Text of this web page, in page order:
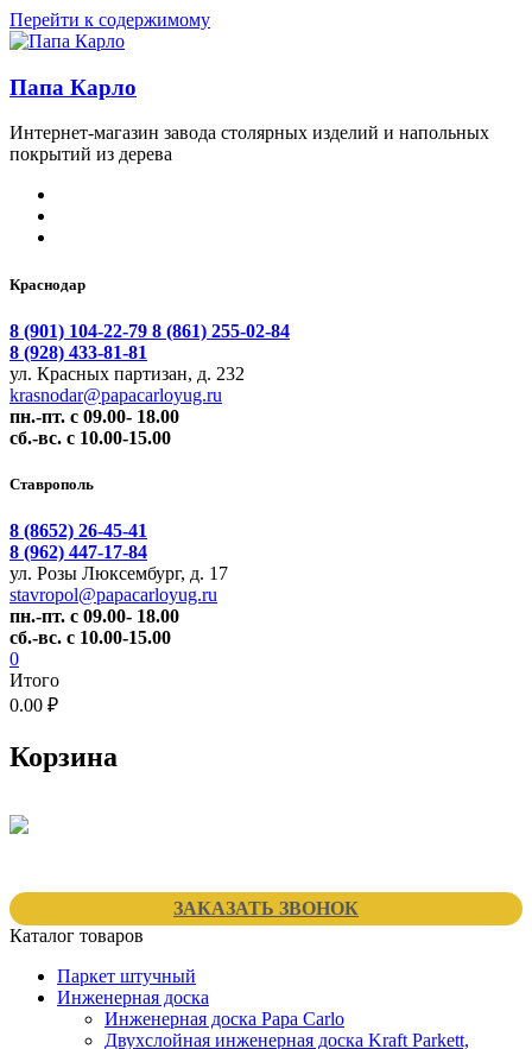
Перейти к содержимому
Папа Карло
Интернет-магазин завода столярных изделий и напольных
покрытий из дерева
Краснодар
8 (901) 104-22-79 8 (861) 255-02-84
8 (928) 433-81-81
ул. Красных партизан, д. 232
krasnodar@papacarloyug.ru
пн.-пт. с 09.00- 18.00
сб.-вс. с 10.00-15.00
Ставрополь
8 (8652) 26-45-41
8 (962) 447-17-84
ул. Розы Люксембург, д. 17
stavropol@papacarloyug.ru
пн.-пт. с 09.00- 18.00
сб.-вс. с 10.00-15.00
0
Итого
0.00 ₽
Корзина
ЗАКАЗАТЬ ЗВОНОК
Каталог товаров
Паркет штучный
Инженерная доска
Инженерная доска Papa Carlo
Двухслойная инженерная доска Kraft Parkett,